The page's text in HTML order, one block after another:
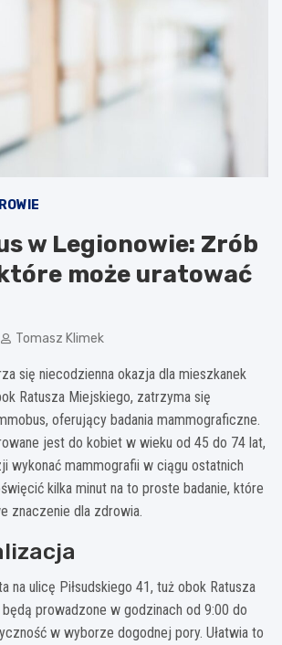
w Legionowie: Zrób
może uratować
Tomasz Klimek
się niecodzienna okazja dla mieszkanek
Ratusza Miejskiego, zatrzyma się
oferujący badania mammograficzne.
jest do kobiet w wieku od 45 do 74 lat,
wykonać mammografii w ciągu ostatnich
kilka minut na to proste badanie, które
znaczenie dla zdrowia.
na ulicę Piłsudskiego 41, tuż obok Ratusza
będą prowadzone w godzinach od 9:00 do
w wyborze dogodnej pory. Ułatwia to